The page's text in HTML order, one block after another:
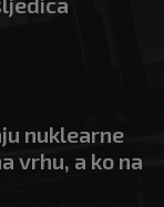
nuklearne
vrhu, a ko na